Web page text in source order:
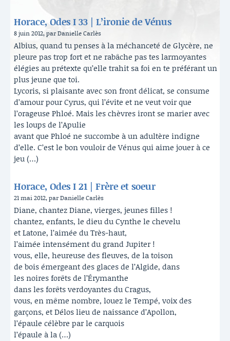
Horace, Odes I 33 | L’ironie de Vénus
8 juin 2012, par Danielle Carlès
Albius, quand tu penses à la méchanceté de Glycère, ne
pleure pas trop fort et ne rabâche pas tes larmoyantes
élégies au prétexte qu’elle trahit sa foi en te préférant un
plus jeune que toi.
Lycoris, si plaisante avec son front délicat, se consume
d’amour pour Cyrus, qui l’évite et ne veut voir que
l’orageuse Phloé. Mais les chèvres iront se marier avec
les loups de l’Apulie
avant que Phloé ne succombe à un adultère indigne
d’elle. C’est le bon vouloir de Vénus qui aime jouer à ce
jeu (…)
Horace, Odes I 21 | Frère et soeur
21 mai 2012, par Danielle Carlès
Diane, chantez Diane, vierges, jeunes filles !
chantez, enfants, le dieu du Cynthe le chevelu
et Latone, l’aimée du Très-haut,
l’aimée intensément du grand Jupiter !
vous, elle, heureuse des fleuves, de la toison
de bois émergeant des glaces de l’Algide, dans
les noires forêts de l’Érymanthe
dans les forêts verdoyantes du Cragus,
vous, en même nombre, louez le Tempé, voix des
garçons, et Délos lieu de naissance d’Apollon,
l’épaule célèbre par le carquois
l’épaule à la (…)